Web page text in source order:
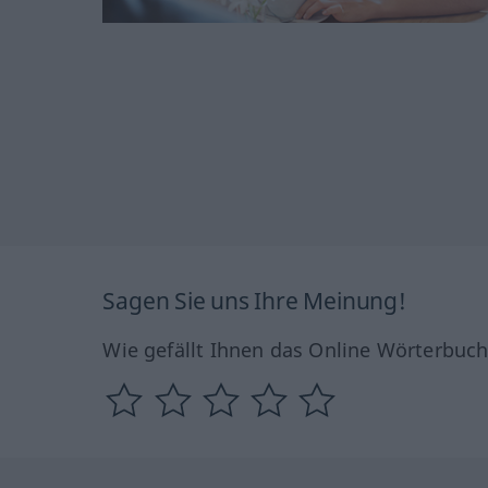
Sagen Sie uns Ihre Meinung!
Wie gefällt Ihnen das Online